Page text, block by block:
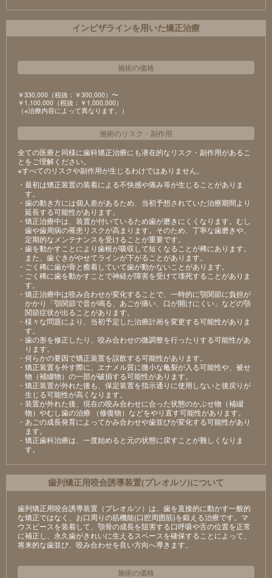
インビザラインを用いた矯正治療
施術の価格
￥330,000（税抜：￥300,000）〜
￥1,100,000（税抜：￥1,000,000）
（※治療内容によって異なります。）
施術のリスク ・ 副作用
全ての医療と同様に歯科矯正治療にも潜在的なリスク・副作用があるこ
とをご理解ください。
※すべてのリスクや副作用が生じるわけではありません。
・最初は矯正装置の装着による不快感や痛み等が生じることがありま
す。
・歯の動き方には個人差があるため、当初予想されていた治療期間より
延長する可能性があります。
・矯正治療中は、装置が付いているため歯が磨きにくくなります。むし
歯や歯周病の罹患リスクが高まります。そのため、丁寧な歯磨きや、
定期的なメンテナンスを受けることが重要です。
・歯を動かすことにより歯根が吸収して短くなることが稀にあります。
また、歯ぐきがやせてラインが下がることがあります。
・ごく稀に歯が骨と癒着していて歯が動かないことがあります。
・ごく稀に歯を動かすことで神経が障害を受けて壊死することがありま
す。
・矯正治療中は咬み合わせが変化することで、一時的に顎関節に負担が
かかり「顎関節で音が鳴る、あごが痛い、口が開けにくい」などの顎
関節症状が出ることがあります。
・様々な問題により、当初予定した治療計画を変更する可能性がありま
す。
・歯の形を修正したり、咬み合わせの微調整を行ったりする可能性があ
ります。
・何らかの要因で矯正装置を誤飲する可能性があります。
・矯正装置を外す際に、エナメル質に微小な亀裂が入る可能性や、被せ
物（補綴物）の一部が破損する可能性があります。
・矯正装置が外れた後も、保定装置を指示通りに使用しないと後戻りが
生じる可能性が高くなります。
・装置が外れた後、現在の咬み合わせに合った状態のかぶせ物（補綴
物）やむし歯の治療 （修復物）などをやり直す可能性があります。
・あごの成長発育によってかみ合わせや歯並びが変化する可能性があり
ます。
・矯正歯科治療は、一度始めると元の状態に戻すことが難しくなりま
す。
⻭列矯正⽤咬合誘導装置(プレオルソ)について
歯列矯正用咬合誘導装置（プレオルソ）は、歯を直接的に動かす一般的
な矯正ではなく、お口周りの筋機能(口腔周囲筋)を鍛える治療です。マ
ウスピースを装着して、顎骨の成長を阻害する口呼吸や舌の位置を正常
に補正し、永久歯がきれいに生えるスペースを確保することによって、
将来的な歯並び、咬み合わせを良い方向へ導きます。
施術の価格